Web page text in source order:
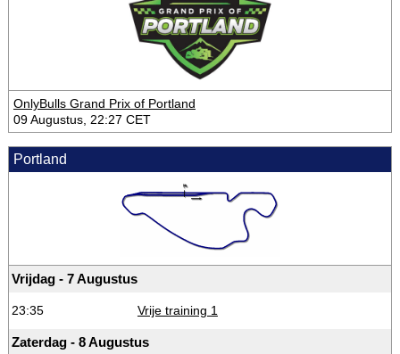
OnlyBulls Grand Prix of Portland
09 Augustus, 22:27 CET
Portland
Vrijdag - 7 Augustus
23:35 Vrije training 1
Zaterdag - 8 Augustus